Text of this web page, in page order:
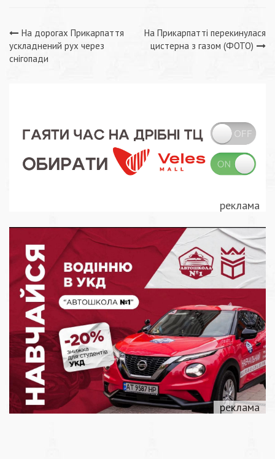
Навігація
записів
На дорогах Прикарпаття
ускладнений рух через
снігопади
На Прикарпатті перекинулася
цистерна з газом (ФОТО)